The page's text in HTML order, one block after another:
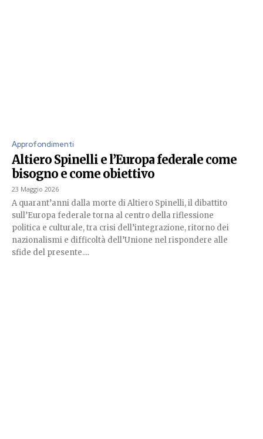
Approfondimenti
Altiero Spinelli e l’Europa federale come
bisogno e come obiettivo
23 Maggio 2026
A quarant’anni dalla morte di Altiero Spinelli, il dibattito
sull’Europa federale torna al centro della riflessione
politica e culturale, tra crisi dell’integrazione, ritorno dei
nazionalismi e difficoltà dell’Unione nel rispondere alle
sfide del presente....